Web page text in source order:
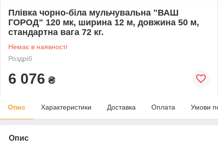
Плівка чорно-біла мульчувальна "ВАШ
ГОРОД" 120 мк, ширина 12 м, довжина 50 м,
стандартна вага 72 кг.
Немає в наявності
Роздріб
6 076 ₴
Опис Характеристики Доставка Оплата Умови
Опис